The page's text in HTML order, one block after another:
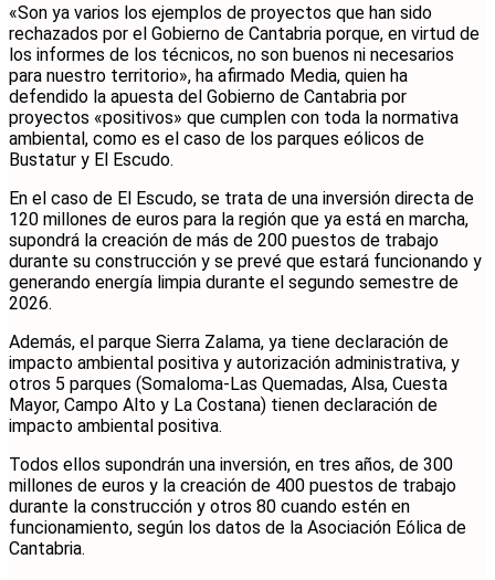
«Son ya varios los ejemplos de proyectos que han sido
rechazados por el Gobierno de Cantabria porque, en virtud de
los informes de los técnicos, no son buenos ni necesarios
para nuestro territorio», ha afirmado Media, quien ha
defendido la apuesta del Gobierno de Cantabria por
proyectos «positivos» que cumplen con toda la normativa
ambiental, como es el caso de los parques eólicos de
Bustatur y El Escudo.
En el caso de El Escudo, se trata de una inversión directa de
120 millones de euros para la región que ya está en marcha,
supondrá la creación de más de 200 puestos de trabajo
durante su construcción y se prevé que estará funcionando y
generando energía limpia durante el segundo semestre de
2026.
Además, el parque Sierra Zalama, ya tiene declaración de
impacto ambiental positiva y autorización administrativa, y
otros 5 parques (Somaloma-Las Quemadas, Alsa, Cuesta
Mayor, Campo Alto y La Costana) tienen declaración de
impacto ambiental positiva.
Todos ellos supondrán una inversión, en tres años, de 300
millones de euros y la creación de 400 puestos de trabajo
durante la construcción y otros 80 cuando estén en
funcionamiento, según los datos de la Asociación Eólica de
Cantabria.